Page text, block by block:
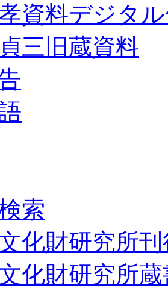
資料デジタ
三旧蔵資料
索
化財研究所
化財研究所